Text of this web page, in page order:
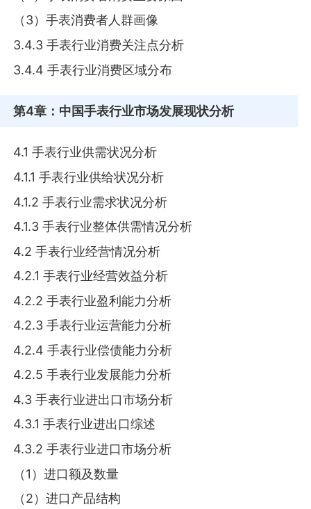
（3）手表消费者人群画像
3.4.3 手表行业消费关注点分析
3.4.4 手表行业消费区域分布
第4章 ：中国手表行业市场发展现状分析
4.1 手表行业供需状况分析
4.1.1 手表行业供给状况分析
4.1.2 手表行业需求状况分析
4.1.3 手表行业整体供需情况分析
4.2 手表行业经营情况分析
4.2.1 手表行业经营效益分析
4.2.2 手表行业盈利能力分析
4.2.3 手表行业运营能力分析
4.2.4 手表行业偿债能力分析
4.2.5 手表行业发展能力分析
4.3 手表行业进出口市场分析
4.3.1 手表行业进出口综述
4.3.2 手表行业进口市场分析
（1）进口额及数量
（2）进口产品结构